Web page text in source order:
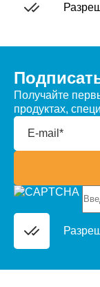
Получайте
продуктах,
E-mail*